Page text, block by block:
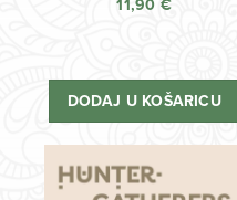
11,90 €
DODAJ U KOŠARICU